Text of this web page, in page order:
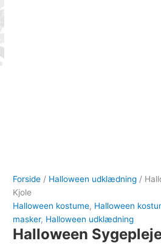
Forside / Halloween udklædning /
Kjole
Halloween kostume, Halloween
masker, Halloween udklædning
Halloween